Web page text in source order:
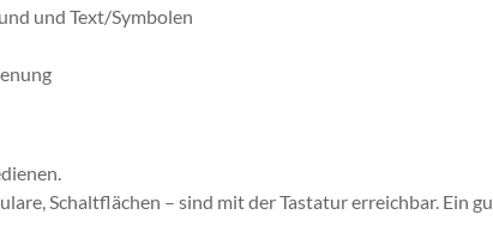
und Text/Symbolen
Schaltflächen – sind mit der Tastatur erreichbar. Ein